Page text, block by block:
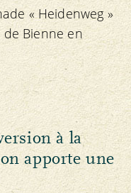
« Heidenweg »
Bienne en
à la
apporte une